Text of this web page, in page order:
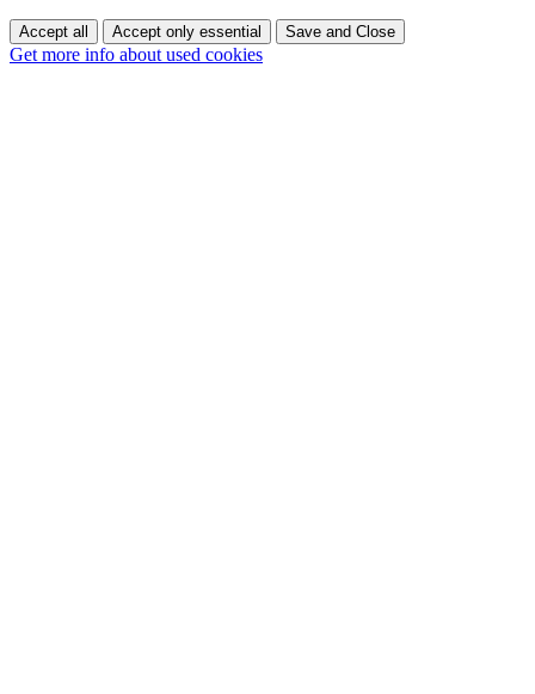
Accept all Accept only essential Save and Close
Get more info about used cookies